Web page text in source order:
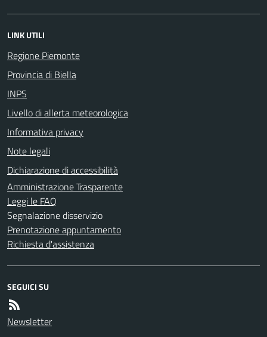
LINK UTILI
Regione Piemonte
Provincia di Biella
INPS
Livello di allerta meteorologica
Informativa privacy
Note legali
Dichiarazione di accessibilità
Amministrazione Trasparente
Leggi le FAQ
Segnalazione disservizio
Prenotazione appuntamento
Richiesta d'assistenza
SEGUICI SU
Newsletter